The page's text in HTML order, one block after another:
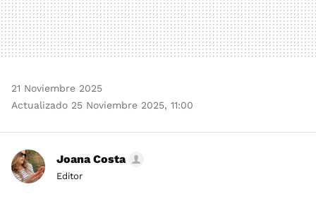
21 Noviembre 2025
Actualizado 25 Noviembre 2025, 11:00
Joana Costa
Editor